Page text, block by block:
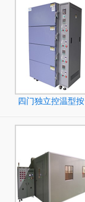
四门独立控温型按
键式高温烤箱